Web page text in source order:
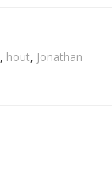
, hout, Jonathan